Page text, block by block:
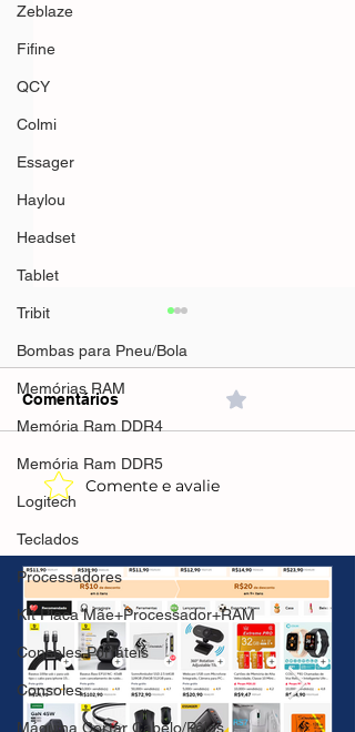
Zeblaze
Fifine
QCY
Colmi
Essager
Haylou
Headset
Tablet
Tribit
Bombas para Pneu/Bola
Memórias RAM
Memória Ram DDR4
Memória Ram DDR5
Logitech
Teclados
Processadores
KIt Placa Mãe+Processador+RAM
Consoles Portáteis
Consoles
Máquina Cortar Cabelo/Pêlos
CUPONS E
PROMOÇÕES AMAZON
Comentários
Comente e avalie